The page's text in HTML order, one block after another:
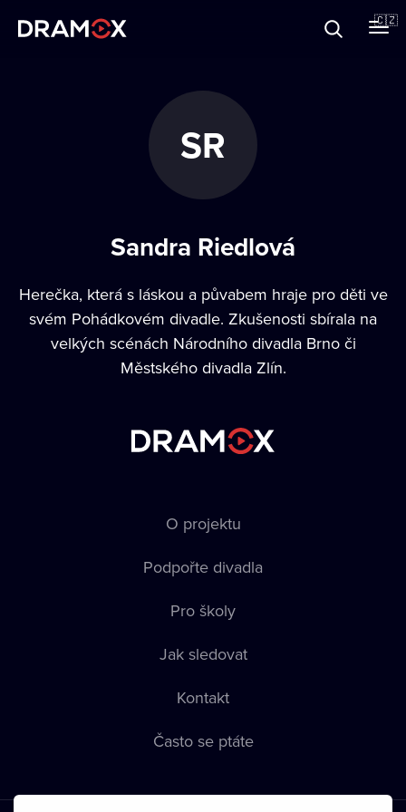
🇨🇿
SR
Sandra Riedlová
Herečka, která s láskou a půvabem hraje pro děti ve
svém Pohádkovém divadle. Zkušenosti sbírala na
velkých scénách Národního divadla Brno či
Městského divadla Zlín.
O projektu
Podpořte divadla
Pro školy
Jak sledovat
Kontakt
Často se ptáte